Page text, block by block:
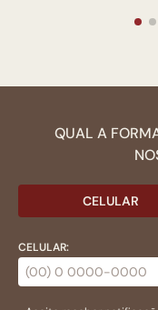
QUAL A
CELULAR
CELULAR: